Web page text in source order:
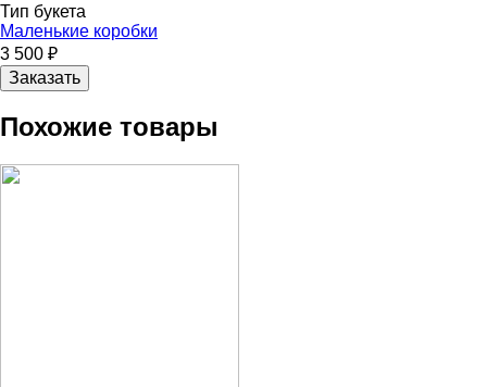
Тип букета
Маленькие коробки
3 500 ₽
Похожие товары